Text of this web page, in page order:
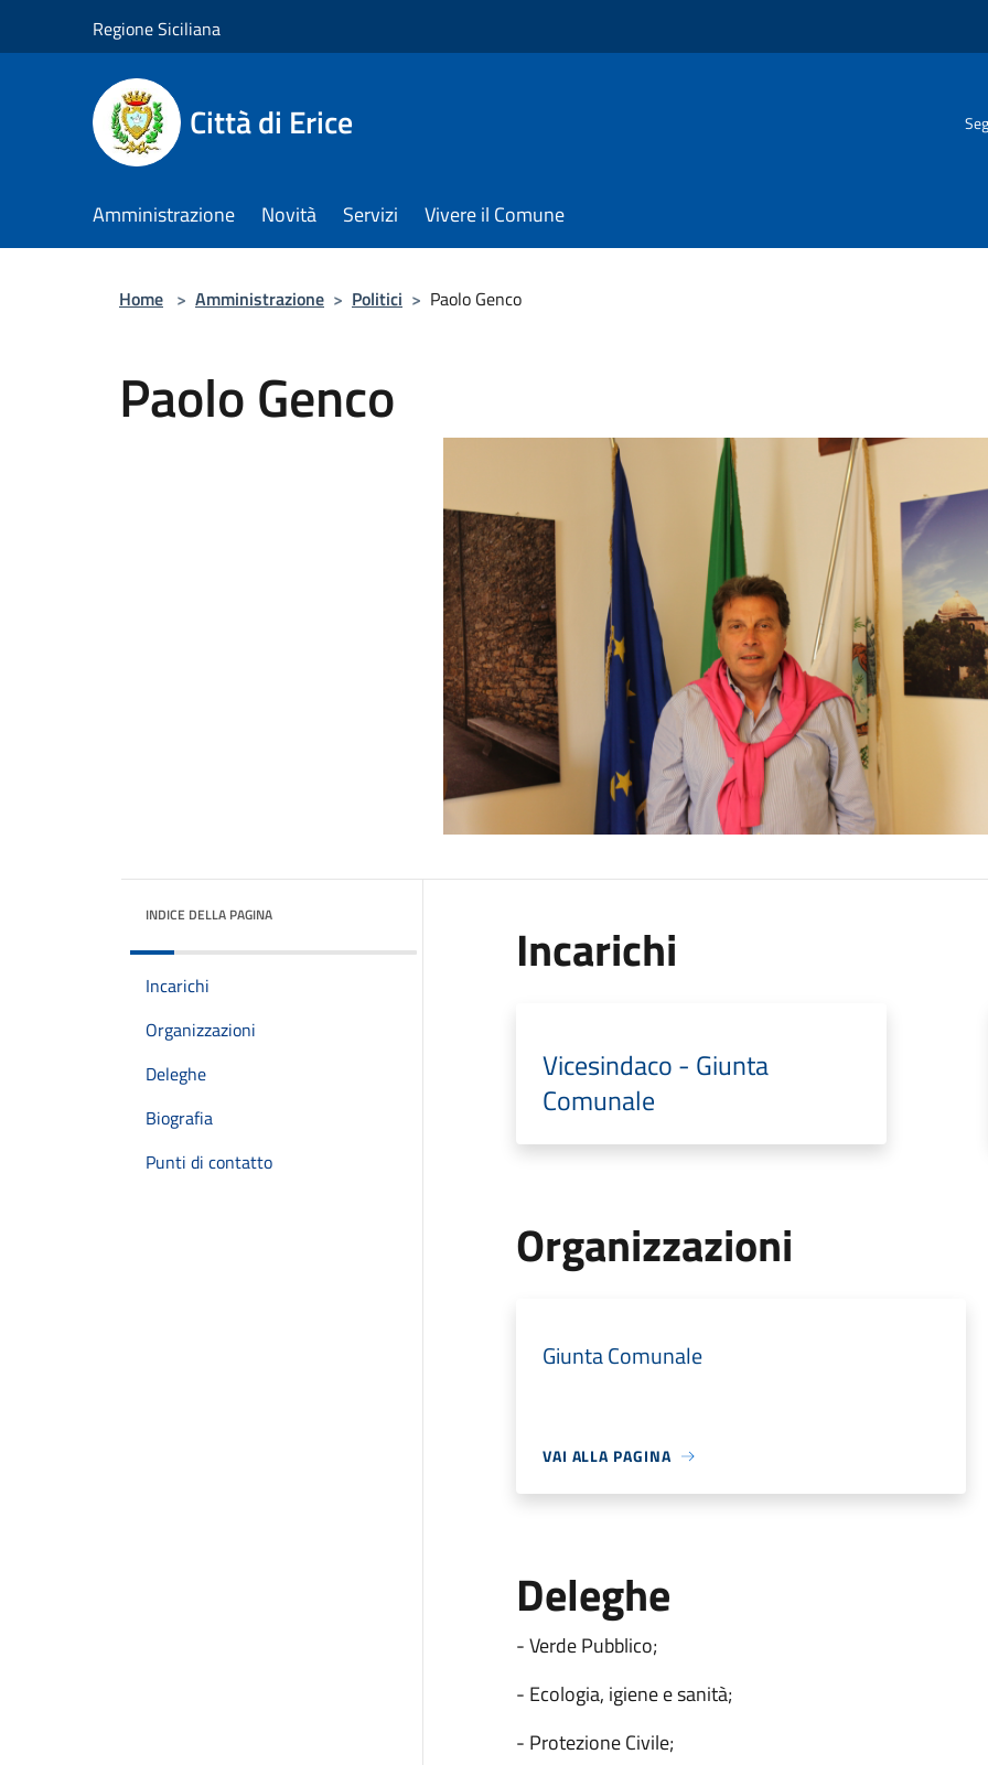
Regione Siciliana
Città di Erice
Amministrazione Novità Servizi Vivere il Comune
Home > Amministrazione > Politici > Paolo Genco
Paolo Genco
INDICE DELLA PAGINA
Incarichi
Organizzazioni
Deleghe
Biografia
Punti di contatto
Incarichi
Vicesindaco - Giunta
Comunale
Organizzazioni
Giunta Comunale
VAI ALLA PAGINA
Deleghe
- Verde Pubblico;
- Ecologia, igiene e sanità;
- Protezione Civile;